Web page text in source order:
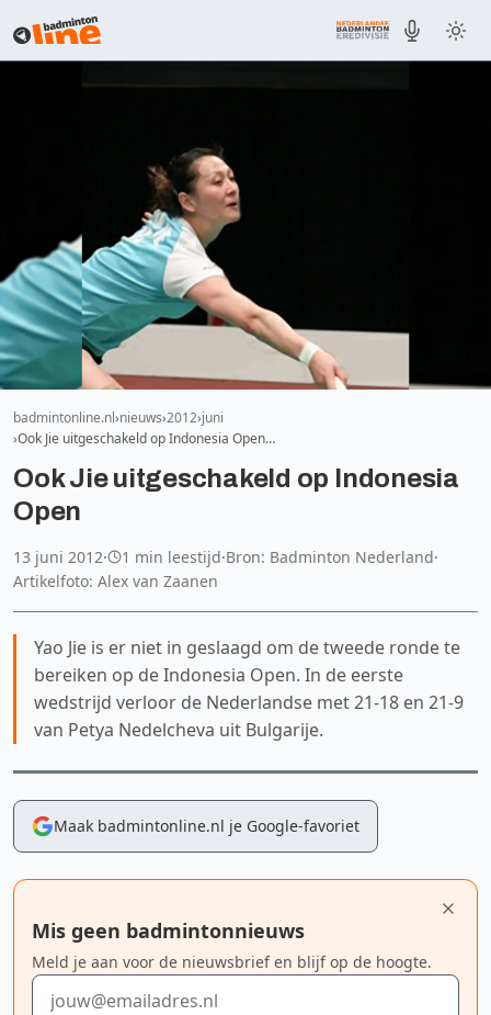
badmintonline.nl nieuws 2012 juni
Ook Jie uitgeschakeld op Indonesia Open…
Ook Jie uitgeschakeld op Indonesia
Open
13 juni 2012· 1 min leestijd·Bron: Badminton Nederland·
Artikelfoto: Alex van Zaanen
Yao Jie is er niet in geslaagd om de tweede ronde te
bereiken op de Indonesia Open. In de eerste
wedstrijd verloor de Nederlandse met 21-18 en 21-9
van Petya Nedelcheva uit Bulgarije.
Maak badmintonline.nl je Google-favoriet
Mis geen badmintonnieuws
Meld je aan voor de nieuwsbrief en blijf op de hoogte.
E-mailadres